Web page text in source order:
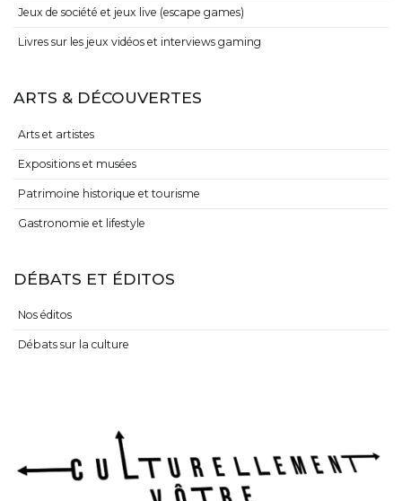
Jeux de société et jeux live (escape games)
Livres sur les jeux vidéos et interviews gaming
ARTS & DÉCOUVERTES
Arts et artistes
Expositions et musées
Patrimoine historique et tourisme
Gastronomie et lifestyle
DÉBATS ET ÉDITOS
Nos éditos
Débats sur la culture